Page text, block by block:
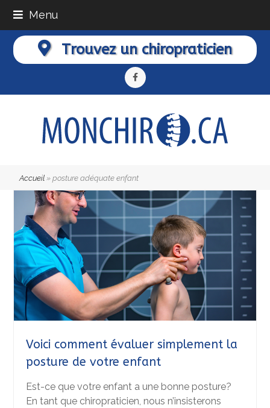
Menu
Trouvez un chiropraticien
Facebook
Accueil »posture adéquate enfant
Voici comment évaluer simplement la
posture de votre enfant
Est-ce que votre enfant a une bonne posture?
En tant que chiropraticien, nous n’insisterons